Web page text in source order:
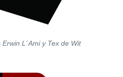
L´Ami y Tex de Wit